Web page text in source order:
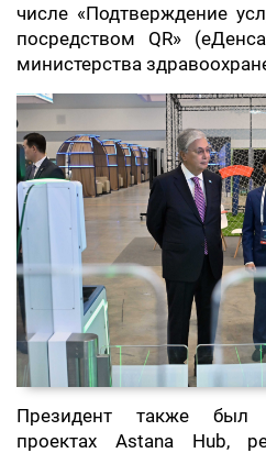
числе «Подтверждение
посредством QR»
министерства
Президент также был
проектах Astana Hub,